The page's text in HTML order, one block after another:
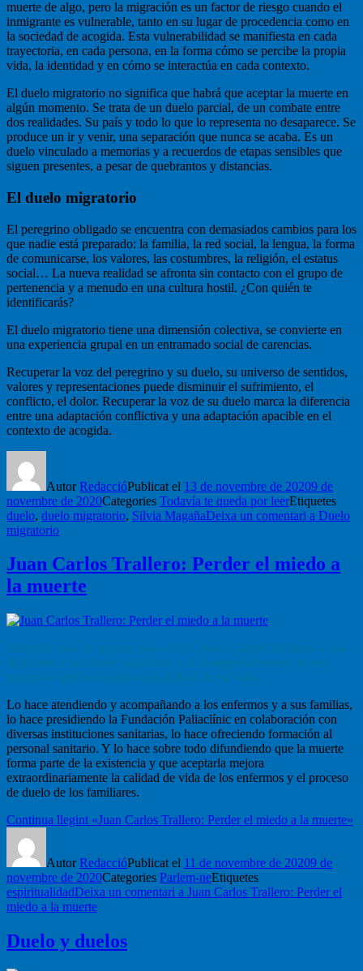
muerte de algo, pero la migración es un factor de riesgo cuando el
inmigrante es vulnerable, tanto en su lugar de procedencia como en
la sociedad de acogida. Esta vulnerabilidad se manifiesta en cada
trayectoria, en cada persona, en la forma cómo se percibe la propia
vida, la identidad y en cómo se interactúa en cada contexto.
El duelo migratorio no significa que habrá que aceptar la muerte en
algún momento. Se trata de un duelo parcial, de un combate entre
dos realidades. Su país y todo lo que lo representa no desaparece. Se
produce un ir y venir, una separación que nunca se acaba. Es un
duelo vinculado a memorias y a recuerdos de etapas sensibles que
siguen presentes, a pesar de quebrantos y distancias.
El duelo migratorio
El peregrino obligado se encuentra con demasiados cambios para los
que nadie está preparado: la familia, la red social, la lengua, la forma
de comunicarse, los valores, las costumbres, la religión, el estatus
social… La nueva realidad se afronta sin contacto con el grupo de
pertenencia y a menudo en una cultura hostil. ¿Con quién te
identificarás?
El duelo migratorio tiene una dimensión colectiva, se convierte en
una experiencia grupal en un entramado social de carencias.
Recuperar la voz del peregrino y su duelo, su universo de sentidos,
valores y representaciones puede disminuir el sufrimiento, el
conflicto, el dolor. Recuperar la voz de su duelo marca la diferencia
entre una adaptación conflictiva y una adaptación apacible en el
contexto de acogida.
AutorRedaccióPublicat el 13 de novembre de 20209 de
novembre de 2020Categories Todavía te queda por leerEtiquetes
duelo, duelo migratorio, Silvia MagañaDeixa un comentari a Duelo
migratorio
Juan Carlos Trallero: Perder el miedo a
la muerte
Lo hace atendiendo y acompañando a los enfermos y a sus familias,
lo hace presidiendo la Fundación Paliaclínic en colaboración con
diversas instituciones sanitarias, lo hace ofreciendo formación al
personal sanitario. Y lo hace sobre todo difundiendo que la muerte
forma parte de la existencia y que aceptarla mejora
extraordinariamente la calidad de vida de los enfermos y el proceso
de duelo de los familiares.
Continua llegint «Juan Carlos Trallero: Perder el miedo a la muerte»
AutorRedaccióPublicat el 11 de novembre de 20209 de
novembre de 2020Categories Parlem-neEtiquetes
espiritualidadDeixa un comentari a Juan Carlos Trallero: Perder el
miedo a la muerte
Duelo y duelos